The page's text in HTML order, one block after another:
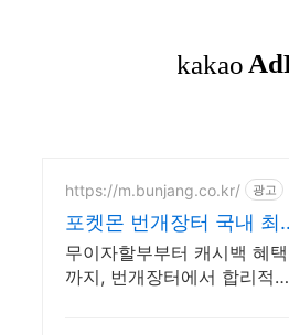
https://m.bunjang.co.kr/ 광고
포켓몬 번개장터 국내 최
대 브랜드 중고거래
무이자할부부터 캐시백 혜택
까지, 번개장터에서 합리적으